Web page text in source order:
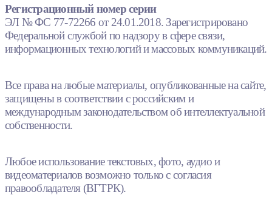
Регистрационный номер серии
ЭЛ № ФС 77-72266 от 24.01.2018. Зарегистрировано
Федеральной службой по надзору в сфере связи,
информационных технологий и массовых коммуникаций.
Все права на любые материалы, опубликованные на сайте,
защищены в соответствии с российским и
международным законодательством об интеллектуальной
собственности.
Любое использование текстовых, фото, аудио и
видеоматериалов возможно только с согласия
правообладателя (ВГТРК).